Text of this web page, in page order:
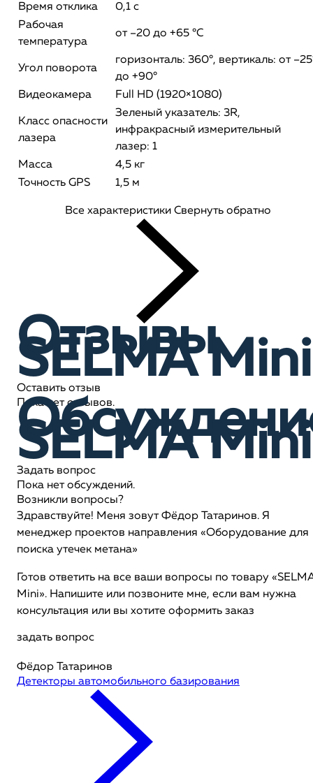
Время отклика
0,1 с​
Рабочая
температура
от –20 до +65 °C​
Угол поворота
горизонталь: 360°, вертикаль: от
до +90°​
Видеокамера
Full HD (1920×1080)​
Класс опасности
лазера
Зеленый указатель: 3R,
инфракрасный измерительный
лазер: 1​
Масса
4,5 кг​
Точность GPS
1,5 м
Все характеристики Свернуть обратно
Отзывы
SELMA Mini
Оставить отзыв
Пока нет отзывов.
SELMA Mini
Задать вопрос
Пока нет обсуждений.
Возникли вопросы?
Здравствуйте! Меня зовут Фёдор Татаринов. Я
менеджер проектов направления «Оборудование для
поиска утечек метана»
Готов ответить на все ваши вопросы по товару
Mini». Напишите или позвоните мне, если вам нужна
консультация или вы хотите оформить заказ
задать вопрос
Фёдор Татаринов
Детекторы автомобильного базирования